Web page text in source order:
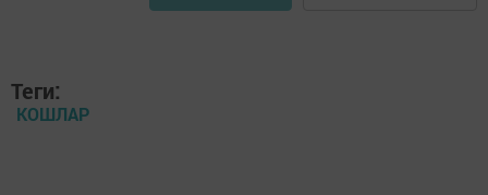
Теги:
КОШЛАР